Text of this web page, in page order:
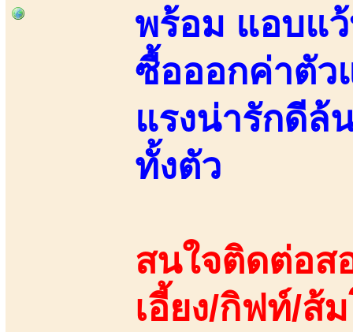
พร้อม แอบแ
ซื้อออกค่าตัว
แรงน่ารักดีล้
ทั้งตัว
สนใจติดต่อส
เอี้ยง/กิฟท์/ส้